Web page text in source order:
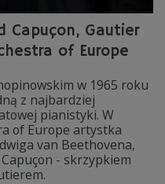
Capuçon, Gautier
of Europe
w 1965 roku
z najbardziej
pianistyki. W
of Europe artystka
van Beethovena,
- skrzypkiem